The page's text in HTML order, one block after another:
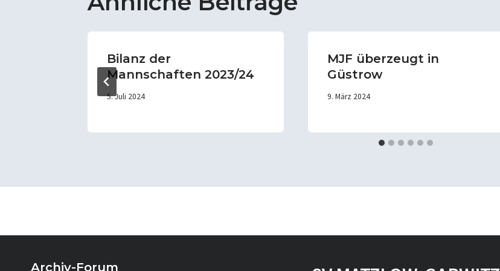
Bilanz der
Mannschaften 2023/24
5. Juli 2024
MJF überzeugt in
Güstrow
9. März 2024
Archiv-Forum